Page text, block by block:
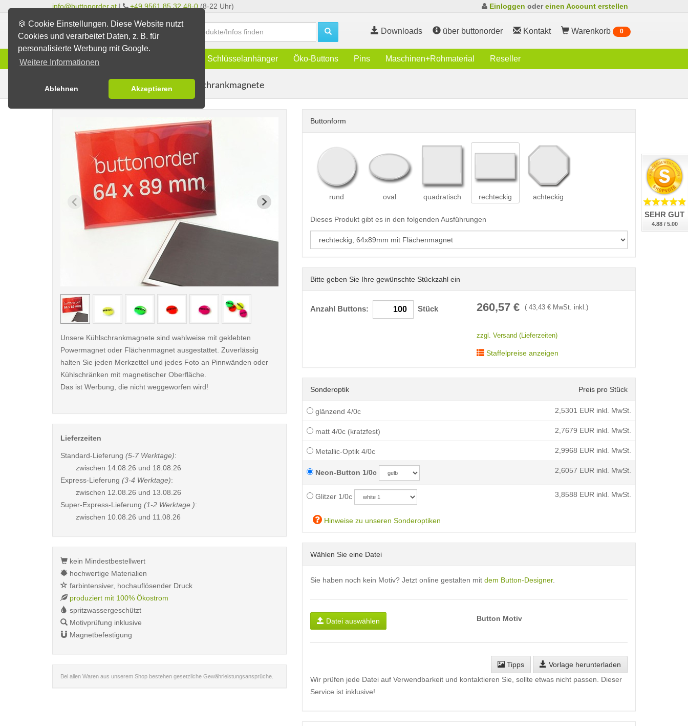
🍪 Cookie Einstellungen. Diese Website nutzt
Cookies und verarbeitet Daten, z. B. für
personalisierte Werbung mit Google.
Weitere Informationen
Ablehnen Akzeptieren
info@buttonorder.at | +49 9561 85 32 48-0 (8-22 Uhr) Einloggen odereinen Account erstellen
Downloads über buttonorder Kontakt Warenkorb 0
Infos Schlüsselanhänger Öko-Buttons Pins Maschinen+Rohmaterial Reseller
Buttons erstellen Magnetbuttons Kühlschrankmagnete
Buttonform
rund oval quadratisch rechteckig achteckig
Dieses Produkt gibt es in den folgenden Ausführungen
Bitte geben Sie Ihre gewünschte Stückzahl ein
Anzahl Buttons: Stück 260,57€ ( 43,43€ MwSt. inkl.)
zzgl. Versand (Lieferzeiten)
Staffelpreise anzeigen
Sonderoptik Preis pro Stück
glänzend 4/0c 2,5301 EUR inkl. MwSt.
matt 4/0c (kratzfest) 2,7679 EUR inkl. MwSt.
Metallic-Optik 4/0c 2,9968 EUR inkl. MwSt.
Neon-Button 1/0c 2,6057 EUR inkl. MwSt.
Glitzer 1/0c 3,8588 EUR inkl. MwSt.
Hinweise zu unseren Sonderoptiken
Wählen Sie eine Datei
Sie haben noch kein Motiv? Jetzt online gestalten mit dem Button-Designer.
Datei auswählen Button Motiv
Tipps
Vorlage herunterladen
Wir prüfen jede Datei auf Verwendbarkeit und kontaktieren Sie, sollte etwas nicht passen. Dieser
Service ist inklusive!
< /picture> < /picture> < /picture>
Unsere Kühlschrankmagnete sind wahlweise mit geklebten
Powermagnet oder Flächenmagnet ausgestattet. Zuverlässig
halten Sie jeden Merkzettel und jedes Foto an Pinnwänden oder
Kühlschränken mit magnetischer Oberfläche.
Das ist Werbung, die nicht weggeworfen wird!
Lieferzeiten
Standard-Lieferung (5-7 Werktage):
zwischen 14.08.26 und 18.08.26
Express-Lieferung (3-4 Werktage):
zwischen 12.08.26 und 13.08.26
Super-Express-Lieferung (1-2 Werktage ):
zwischen 10.08.26 und 11.08.26
kein Mindestbestellwert
hochwertige Materialien
farbintensiver, hochauflösender Druck
produziert mit 100% Ökostrom
spritzwassergeschützt
Motivprüfung inklusive
Magnetbefestigung
Bei allen Waren aus unserem Shop bestehen gesetzliche Gewährleistungsansprüche.
SEHR GUT
4.88 / 5.00